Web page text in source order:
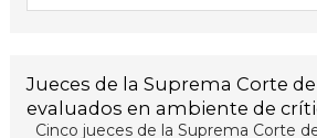
Jueces de la Suprema Corte
evaluados en ambiente de
Cinco jueces de la Suprema Corte